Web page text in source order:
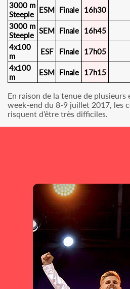
3000 m
Steeple
ESM Finale
16h30
3000 m
Steeple SEM Finale
16h45
4x100
m
ESF Finale
17h05
4x100
m
ESM Finale 17h15
En raison de la tenue de plusieurs
week-end du 8-9 juillet 2017, les
risquent d’être très difficiles.